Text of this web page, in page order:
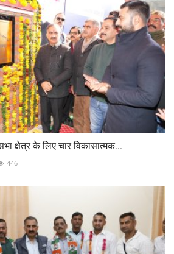
क्षेत्र के लिए चार विकासात्मक...
446